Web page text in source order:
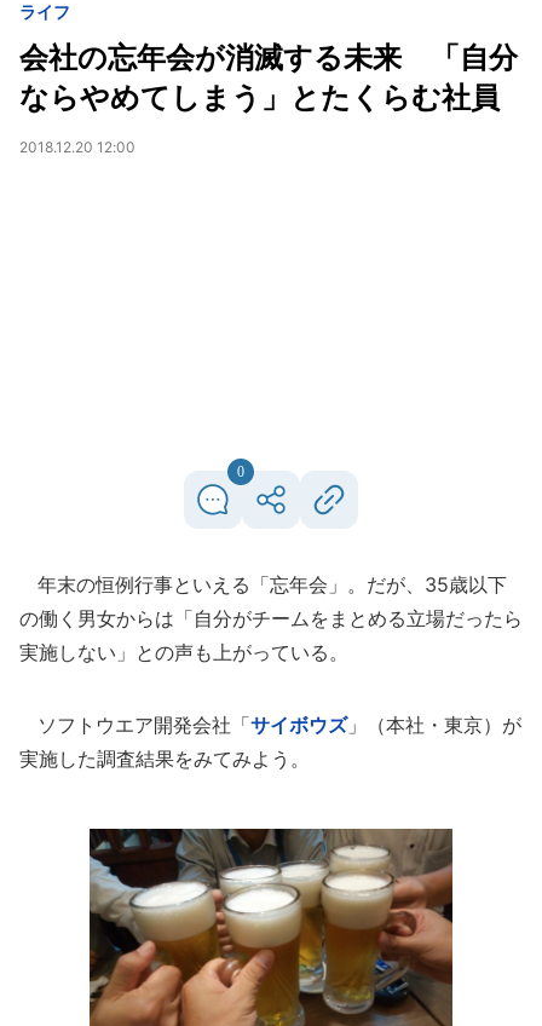
ライフ
会社の忘年会が消滅する未来 「自分
ならやめてしまう」とたくらむ社員
2018.12.20 12:00
0
年末の恒例行事といえる「忘年会」。だが、35歳以下
の働く男女からは「自分がチームをまとめる立場だったら
実施しない」との声も上がっている。
ソフトウエア開発会社「サイボウズ」（本社・東京）が
実施した調査結果をみてみよう。